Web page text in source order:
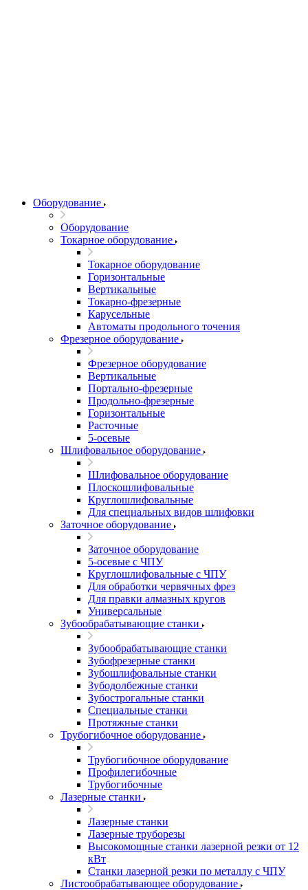
Оборудование
Оборудование
Токарное оборудование
Токарное оборудование
Горизонтальные
Вертикальные
Токарно-фрезерные
Карусельные
Автоматы продольного точения
Фрезерное оборудование
Фрезерное оборудование
Вертикальные
Портально-фрезерные
Продольно-фрезерные
Горизонтальные
Расточные
5-осевые
Шлифовальное оборудование
Шлифовальное оборудование
Плоскошлифовальные
Круглошлифовальные
Для специальных видов шлифовки
Заточное оборудование
Заточное оборудование
5-осевые с ЧПУ
Круглошлифовальные с ЧПУ
Для обработки червячных фрез
Для правки алмазных кругов
Универсальные
Зубообрабатывающие станки
Зубообрабатывающие станки
Зубофрезерные станки
Зубошлифовальные станки
Зубодолбежные станки
Зубострогальные станки
Специальные станки
Протяжные станки
Трубогибочное оборудование
Трубогибочное оборудование
Профилегибочные
Трубогибочные
Лазерные станки
Лазерные станки
Лазерные труборезы
Высокомощные станки лазерной резки от 12
кВт
Станки лазерной резки по металлу с ЧПУ
Листообрабатывающее оборудование